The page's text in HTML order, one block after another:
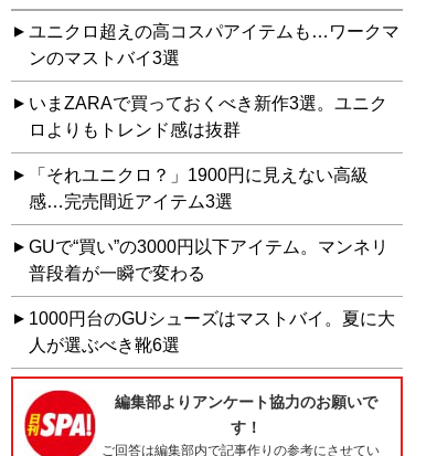
ユニクロ超えの高コスパアイテムも…ワークマ
ンのマストバイ3選
いまZARAで買っておくべき新作3選。ユニク
ロよりもトレンド感は抜群
「それユニクロ？」1900円に見えない高級
感…完売間近アイテム3選
GUで“買い”の3000円以下アイテム。マンネリ
普段着が一瞬で変わる
1000円台のGUシューズはマストバイ。夏に大
人が選ぶべき靴6選